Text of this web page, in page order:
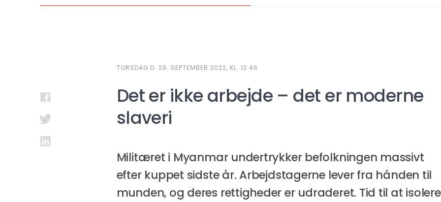
TORSDAG D. 29. SEPTEMBER 2022, KL. 12.46
Det er ikke arbejde – det er moderne
slaveri
Militæret i Myanmar undertrykker befolkningen massivt
efter kuppet sidste år. Arbejdstagerne lever fra hånden til
munden, og deres rettigheder er udraderet. Tid til at isolere